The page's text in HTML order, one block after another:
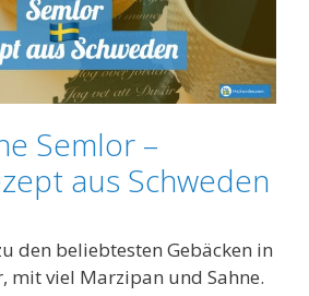
Semlor –
aus Schweden
den beliebtesten Gebäcken in
mit viel Marzipan und Sahne.